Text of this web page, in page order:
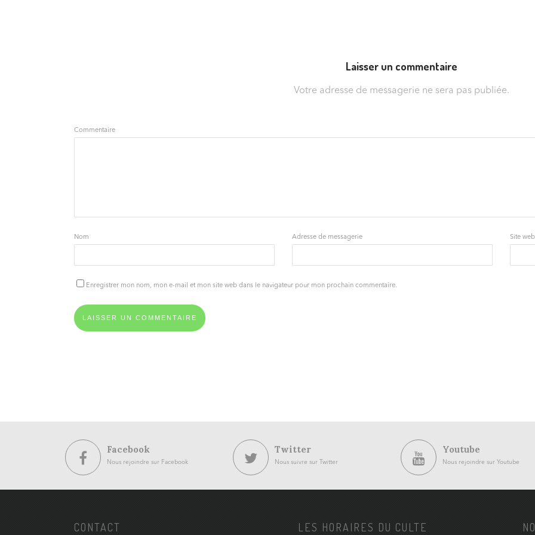
Laisser un commentaire
Votre adresse de messagerie ne sera pas publiée.
Commentaire
Nom Adresse de messagerie Site web
Enregistrer mon nom, mon e-mail et mon site web dans le navigateur pour mon prochain commentaire.
Facebook
Nous rejoindre sur Facebook
Twitter
Nous suivre sur Twitter
Youtube
Nous rejoindre sur Youtube
CONTACT LES HORAIRES DU CULTE